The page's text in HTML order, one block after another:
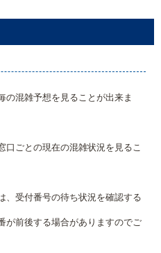
混雑予想を見ることが出来ま
ごとの現在の混雑状況を見るこ
受付番号の待ち状況を確認する
前後する場合がありますのでご